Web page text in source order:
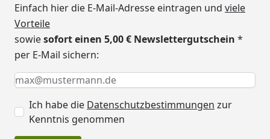
Einfach hier die E-Mail-Adresse eintragen und viele
Vorteile
sowiesofort einen 5,00 € Newslettergutschein *
per E-Mail sichern:
Keine Eingabe erforderlich
Eingabe erforderlich
E-Mail *
Ich habe die Datenschutzbestimmungen zur
Kenntnis genommen